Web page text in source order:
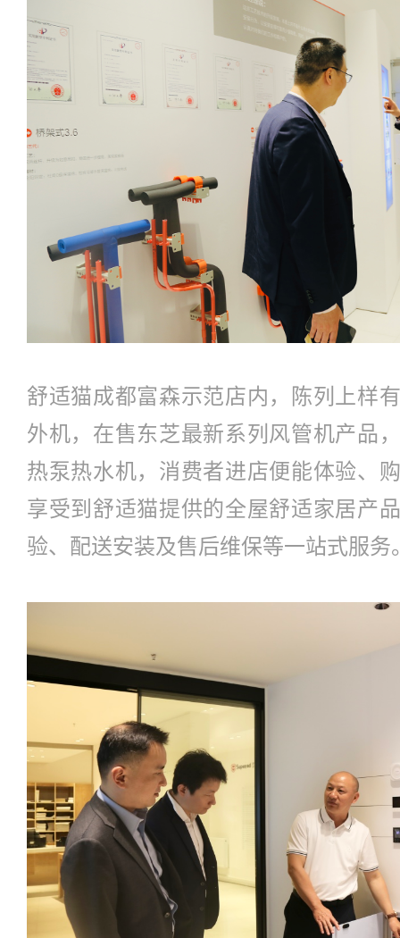
舒适猫成都富森示范店内，陈列上样
外机，在售东芝最新系列风管机产品
热泵热水机，消费者进店便能体验、
享受到舒适猫提供的全屋舒适家居产
验、配送安装及售后维保等一站式服务